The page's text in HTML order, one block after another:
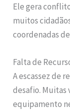
Ele gera
muitos
coordenadas
Falta de
A escassez de
desafio. Muitas
equipamento